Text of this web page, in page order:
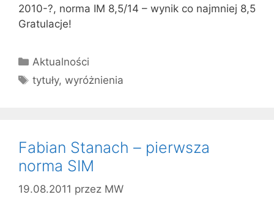
2010-?, norma IM 8,5/14 – wynik co najmniej 8,5
Gratulacje!
Kategorie
Aktualności
Tagi
tytuły,wyróżnienia
Fabian Stanach – pierwsza
norma SIM
19.08.2011 przez MW